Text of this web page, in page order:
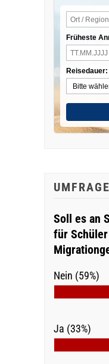
Früheste
Reisedauer:
UMFRAGE
Soll es an
für
Nein (59%)
Ja (33%)